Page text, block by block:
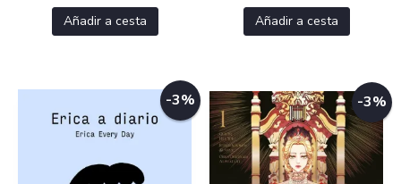
Añadir a cesta Añadir a cesta
-3% -3%